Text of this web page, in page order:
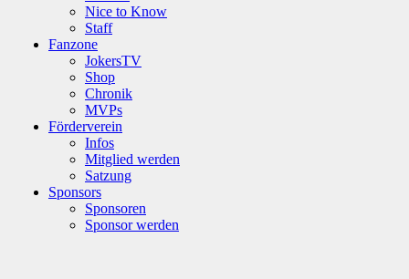
Nice to Know
Staff
Fanzone
JokersTV
Shop
Chronik
MVPs
Förderverein
Infos
Mitglied werden
Satzung
Sponsors
Sponsoren
Sponsor werden